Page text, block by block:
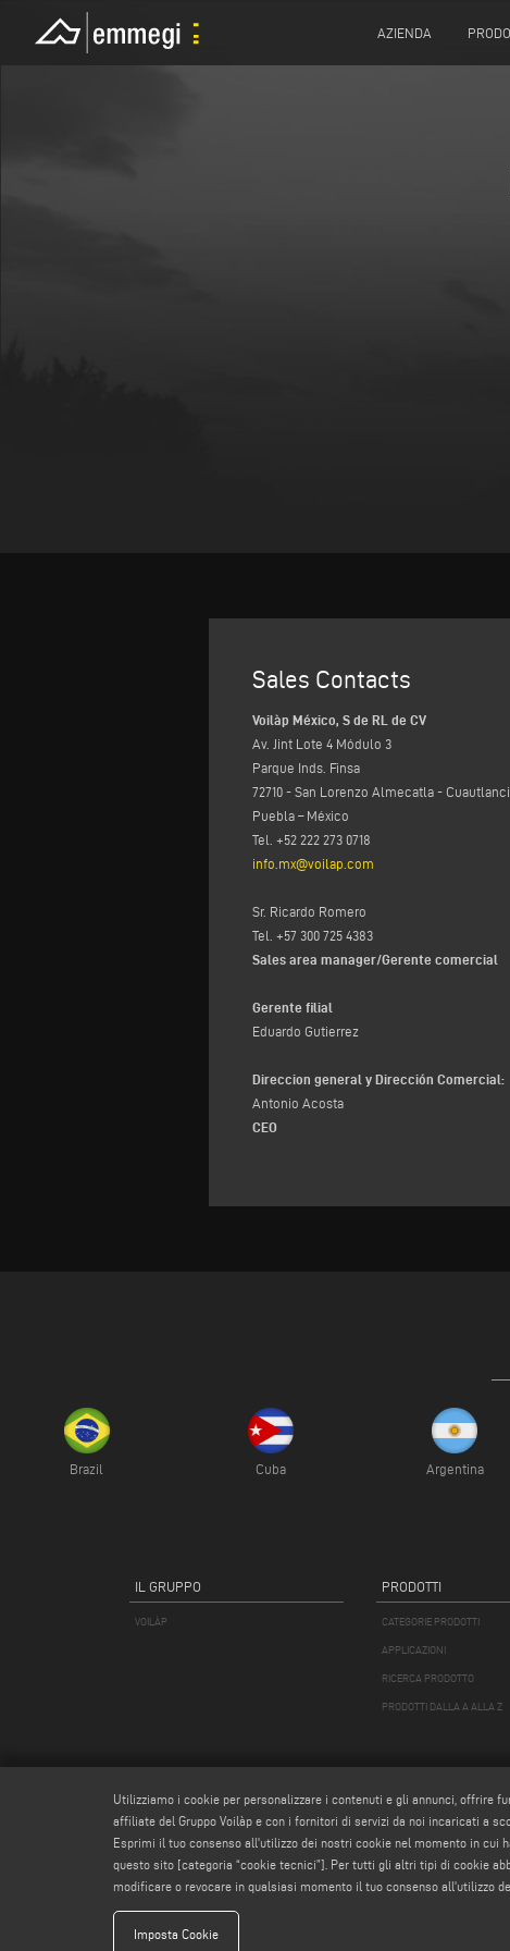
AZIENDA
Sales Contacts
Voilàp México, S de RL de CV
Av. Jint Lote 4 Módulo 3
Parque Inds. Finsa
72710 - San Lorenzo Almecatla -
Puebla – México
Tel. +52 222 273 0718
info.mx@voilap.com
Sr. Ricardo Romero
Tel. +57 300 725 4383
Sales area manager/Gerente comercial
Gerente filial
Eduardo Gutierrez
Direccion general y Dirección Comercial:
Antonio Acosta
CEO
Brazil Cuba Argentina
IL GRUPPO
VOILÀP
PRODOTTI
CATEGORIE PRODOTTI
APPLICAZIONI
RICERCA PRODOTTO
PRODOTTI DALLA A ALLA Z
Utilizziamo i cookie per personalizzare i contenuti e gli annunci, offrire
affiliate del Gruppo Voilàp e con i fornitori di servizi da noi incaricati a
Esprimi il tuo consenso all'utilizzo dei nostri cookie nel momento in cui
questo sito [categoria “cookie tecnici”]. Per tutti gli altri tipi di cookie
modificare o revocare in qualsiasi momento il tuo consenso all'utilizzo
Imposta Cookie